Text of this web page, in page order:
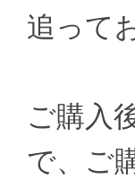
追って
ご購入
で、ご